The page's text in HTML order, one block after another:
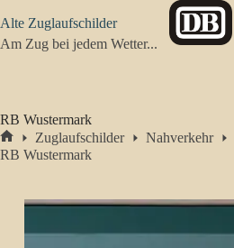
Inhalt
springen
Alte Zuglaufschilder
Am Zug bei jedem Wetter...
RB Wustermark
Start
Zuglaufschilder Nahverkehr
RB Wustermark